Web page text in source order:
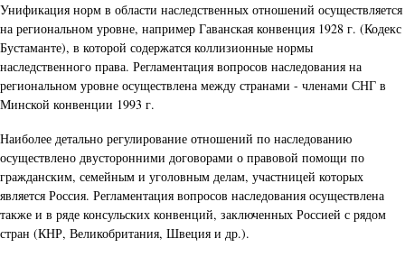
Унификация норм в области наследственных отношений осуществляется
на региональном уровне, например Гаванская конвенция 1928 г. (Кодекс
Бустаманте), в которой содержатся коллизионные нормы
наследственного права. Регламентация вопросов наследования на
региональном уровне осуществлена между странами - членами СНГ в
Минской конвенции 1993 г.
Наиболее детально регулирование отношений по наследованию
осуществлено двусторонними договорами о правовой помощи по
гражданским, семейным и уголовным делам, участницей которых
является Россия. Регламентация вопросов наследования осуществлена
также и в ряде консульских конвенций, заключенных Россией с рядом
стран (КНР, Великобритания, Швеция и др.).